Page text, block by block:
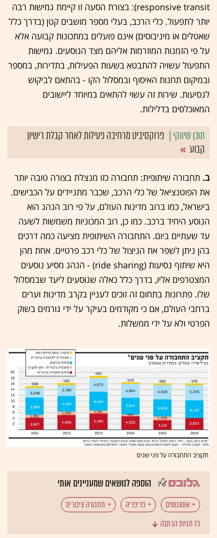
responsive transit): בצורת הסעה זו קיימת גמישות רבה
יותר לתפעול. כלי הרכב, בעלי מספר מושבים קטן (בדרך כלל
שאטלים או מיניבוסים) אינם פועלים במתכונות קבועה אלא
על פי הזמנות המוזרמות אליהם מצד הנוסעים. גמישות
התפעול עשויה להתבטא בשעות הפעילות, בתדירות, במספר
ובמיקום תחנות האיסוף ובמסלול הקו - בהתאם לביקוש
לנסיעות. שירות זה עשוי להתאים במיוחד ליישובים
המאוכלסים בדלילות.
פרוקסיביט מרחיבה פעילות לאחר קבלת רישיון
קבוע
ב. תחבורה שיתופית: תחבורה כזו מנצלת בצורה טובה יותר
את הפוטנציאל של כלי הרכב, שכבר מתניידים על הכבישים.
בישראל, כמו ברוב מדינות העולם, על פי רוב הנהג הוא
הנוסע היחיד ברכב. כמו כן, רוב המכוניות משמשות לשעה
עד שעתיים ביום. התחבורה השיתופית מציעה כמה דרכים
בהן ניתן לשפר את הניצול של כלי רכב פרטיים. אחת מהן
היא שיתוף נסיעות (ride sharing) - הנהג מסיע נוסעים
המצטרפים אליו, בדרך כלל כאלה שנוסעים ליעד שבמסלול
שלו. פתרונות בתחום זה זוכים לעניין בקרב מדינות וערים
ברחבי העולם, אם כי מקודמים בעיקר על ידי גורמים בשוק
הפרטי ולא על ידי ממשלות.
תקציב התחבורה על פני שנים
הוספה לנושאים שמעניינים אותי
אוטובוסים פריפריה
תחבורה ציבורית
כל תגיות הכתבה